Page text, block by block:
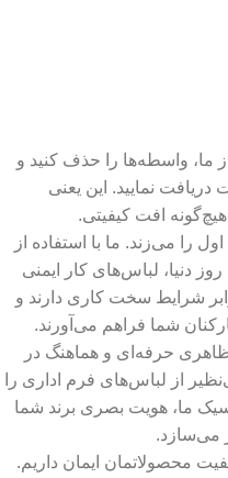
ما، واسطه‌ها را حذف کنید و
دریافت نمایید. این یعنی
افت کیفیتی.
را می‌زند. ما با استفاده از
دنیا، لباس‌های کار ایمنی
شرایط سخت کاری دارند و
شما فراهم می‌آورند.
ظاهری حرفه‌ای و هماهنگ در
از لباس‌های فرم اداری را
ما، هویت بصری برند شما
می‌سازد.
محصولاتمان ایمان داریم.